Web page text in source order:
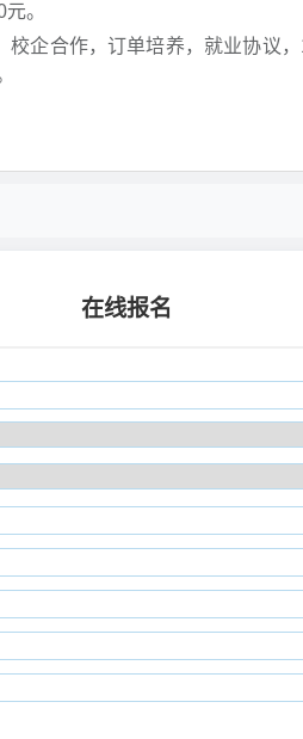
元。
企合作，订单培养，就业协议
在线报名